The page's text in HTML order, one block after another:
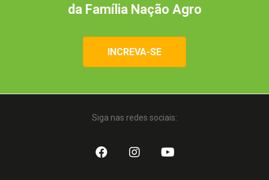
da Família Nação Agro
INCREVA-SE
Siga nas redes sociais: